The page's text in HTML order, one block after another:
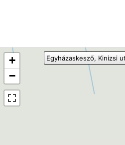
+
−
Egyházaskesző, Kinizsi